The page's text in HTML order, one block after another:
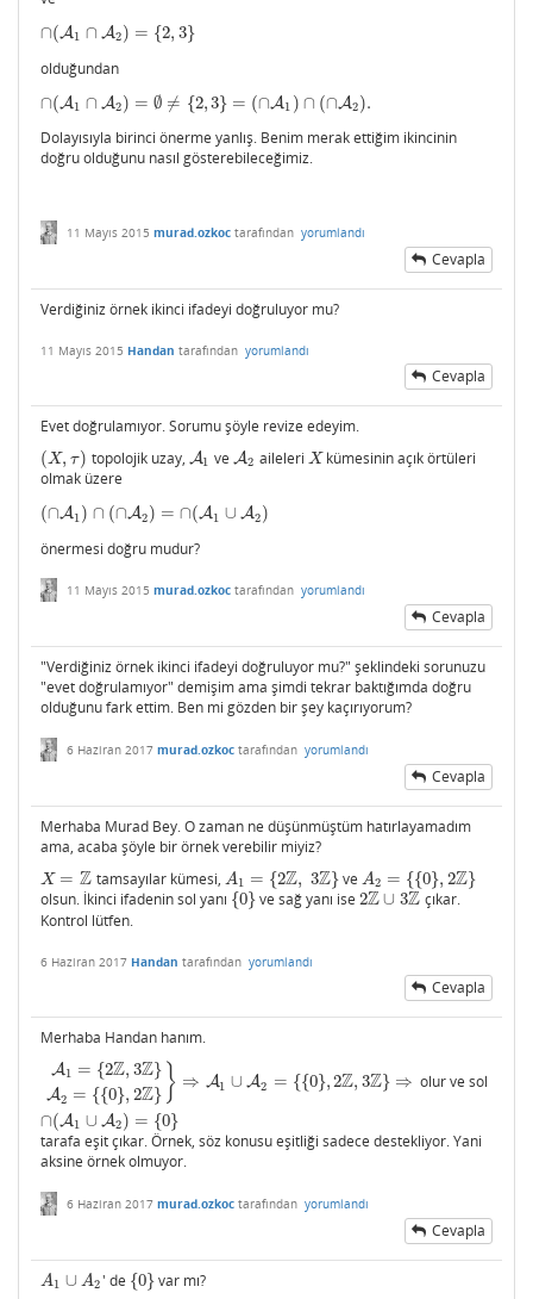
∩(A1 ∩ A2) = {2, 3}
∩( A1 ∩A2) ={2 ,3}
olduğundan
∩(A1 ∩ A2) = ∅ ≠ {2,3} = (∩A1 ) ∩ (∩A2).
∩(A1∩A2)=∅ ≠{2,3}= (∩A1)∩(∩ A 2)
Dolayısıyla birinci önerme yanlış. Benim merak ettiğim ikincinin
doğru olduğunu nasıl gösterebileceğimiz.
11 Mayıs 2015 murad.ozkoc tarafından yorumlandı
Cevapla
Verdiğiniz örnek ikinci ifadeyi doğruluyor mu?
11 Mayıs 2015 Handan tarafından yorumlandı
Cevapla
Evet doğrulamıyor. Sorumu şöyle revize edeyim.
( X, τ)
(X,τ) topolojik uzay, A1
A1 veA2
A2 aileleri X
X kümesinin açık örtüleri
olmak üzere
(∩A1) ∩ (∩A2) = ∩(A1 ∪ A2)
(∩ A1 )∩(∩A2 =∩ (A1∪A 2)
önermesi doğru mudur?
11 Mayıs 2015 murad.ozkoc tarafından yorumlandı
Cevapla
"Verdiğiniz örnek ikinci ifadeyi doğruluyor mu?" şeklindeki sorunuzu
"evet doğrulamıyor" demişim ama şimdi tekrar baktığımda doğru
olduğunu fark ettim. Ben mi gözden bir şey kaçırıyorum?
6 Haziran 2017 murad.ozkoc tarafından yorumlandı
Cevapla
Merhaba Murad Bey. O zaman ne düşünmüştüm hatırlayamadım
ama, acaba şöyle bir örnek verebilir miyiz?
X = Z
X= Z tamsayılar kümesi, A1 = {2Z, 3Z}
A1= {2 Z, 3Z} ve A2 = {{0}, 2Z}
A2= {{0},2Z}
olsun. İkinci ifadenin sol yanı {0}
{0} ve sağ yanı ise 2Z∪ 3Z
2Z∪3 Z
çıkar.
Kontrol lütfen.
6 Haziran 2017 Handan tarafından yorumlandı
Cevapla
Merhaba Handan hanım.
A1 = {2Z, 3Z}
A2 = {{0}, 2Z} } ⇒ A1 ∪ A2 = {{0},2Z, 3Z} ⇒
∩(A1 ∪ A2) = {0}
1 ={ 3Z A 2 {{0 ,2 Z}} ⇒A1 ∪A2= {0 ,2Z,3Z}⇒∩ (A1∪ A2 ={0}
olur ve sol
tarafa eşit çıkar. Örnek, söz konusu eşitliği sadece destekliyor. Yani
aksine örnek olmuyor.
6 Haziran 2017 murad.ozkoc tarafından yorumlandı
Cevapla
A1 ∪ A2
A1 ∪A 2 ' de {0}
{0} var mı?